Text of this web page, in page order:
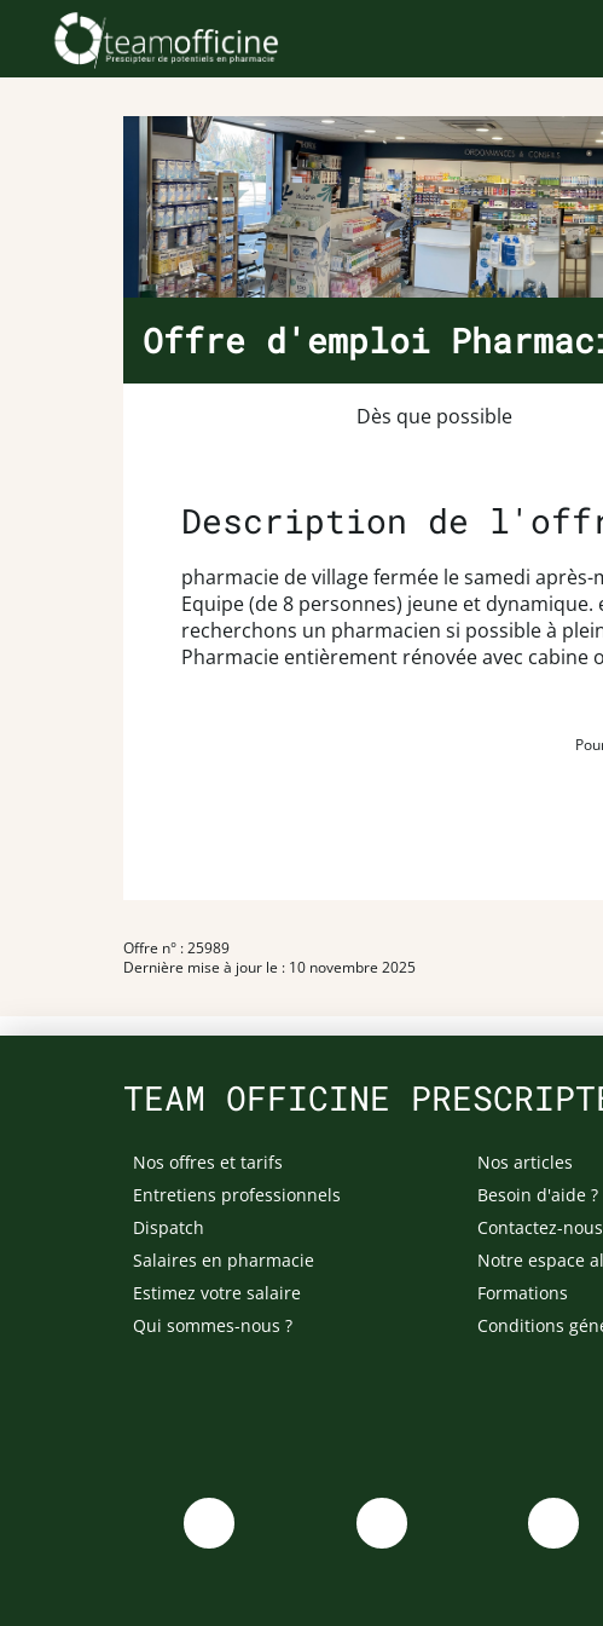
Offre d'emploi
Dès que possible
Description de
pharmacie de village fermée le samedi après-
Equipe (de 8 personnes) jeune et
recherchons un pharmacien si possible à
Pharmacie entièrement rénovée avec
Offre n° : 25989
Dernière mise à jour le : 10 novembre 2025
TEAM OFFICINE
Nos offres et tarifs
Entretiens professionnels
Dispatch
Salaires en pharmacie
Estimez votre salaire
Qui sommes-nous ?
Nos articles
Besoin d'aide ?
Contactez-nous
Notre espace
Formations
Conditions